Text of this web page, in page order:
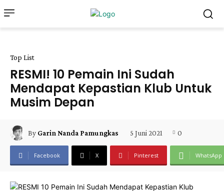
Top List
RESMI! 10 Pemain Ini Sudah
Mendapat Kepastian Klub Untuk
Musim Depan
By Garin Nanda Pamungkas 5 Juni 2021 0
Facebook X Pinterest WhatsApp